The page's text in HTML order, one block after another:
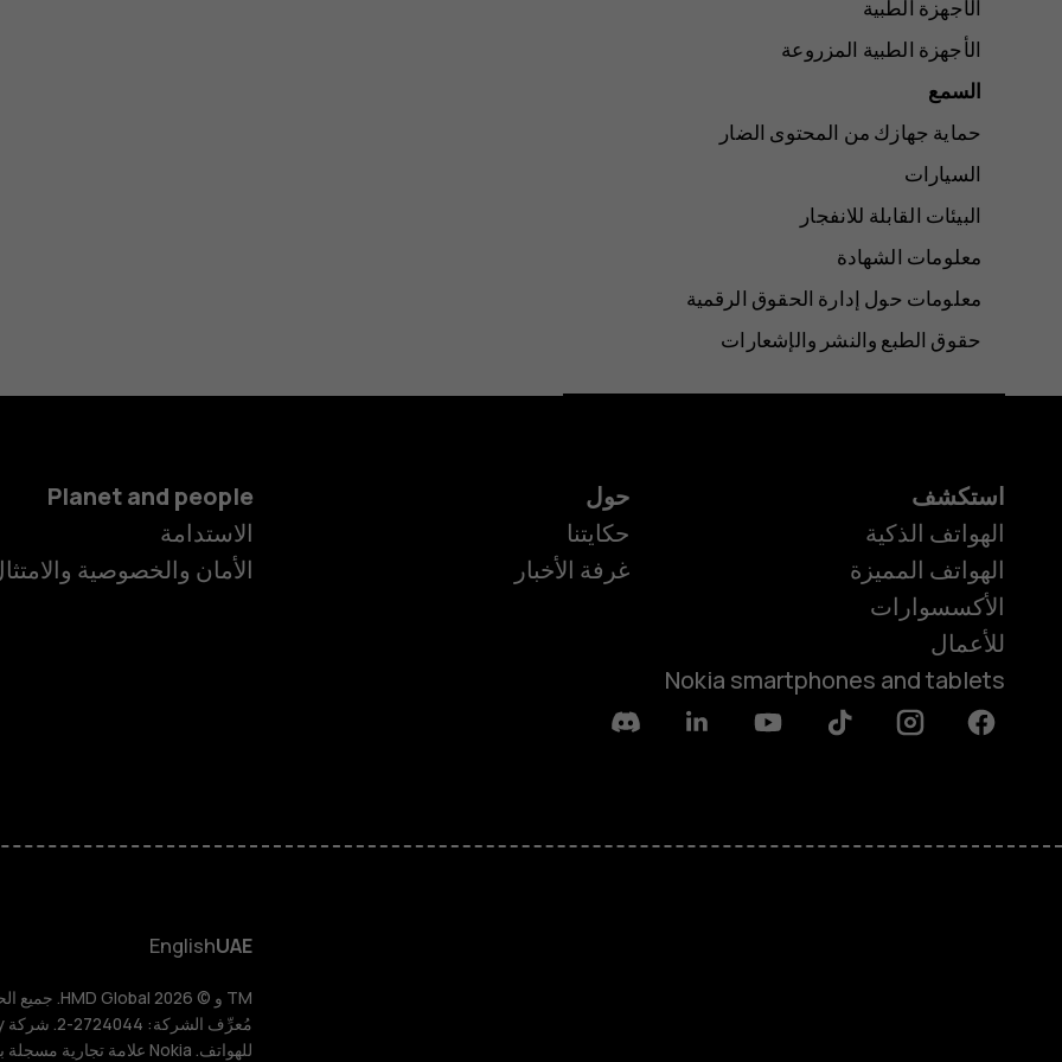
الهواتف الذكية
Terra M
HMD DUB
HMD Watch
الأجهزة الطبية
الأجهزة الطبية المزروعة
السمع
حماية جهازك من المحتوى الضار
السيارات
البيئات القابلة للانفجار
معلومات الشهادة
معلومات حول إدارة الحقوق الرقمية
حقوق الطبع والنشر والإشعارات
استكشف
الهواتف الذكية
الهواتف المميزة
الأكسسوارات
للأعمال
Nokia smartphones and tablets
حول
حكايتنا
غرفة الأخبار
Planet and people
الاستدامة
الأمان والخصوصية
Facebook
Instagram
Tiktok
Youtube
Linkedin
Discord
UAE
English
للهواتف. Nokia علامة تجارية مسجلة باسم شركة Nokia Corporation.